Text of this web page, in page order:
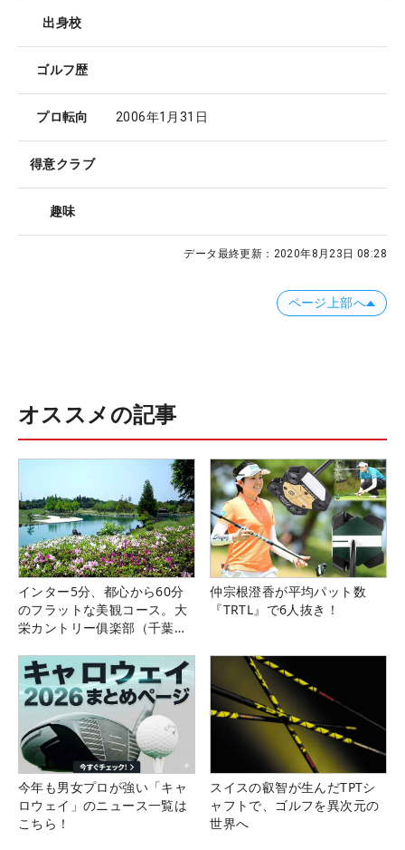
出身校
ゴルフ歴
プロ転向 2006年1月31日
得意クラブ
趣味
データ最終更新： 2020年8月23日 08:28
ページ上部へ
オススメの記事
インター5分、都心から60分
のフラットな美観コース。大
栄カントリー俱楽部（千葉
仲宗根澄香が平均パット数
『TRTL』で6人抜き！
今年も男女プロが強い「キャ
ロウェイ」のニュース一覧は
こちら！
スイスの叡智が生んだTPTシ
ャフトで、ゴルフを異次元の
世界へ